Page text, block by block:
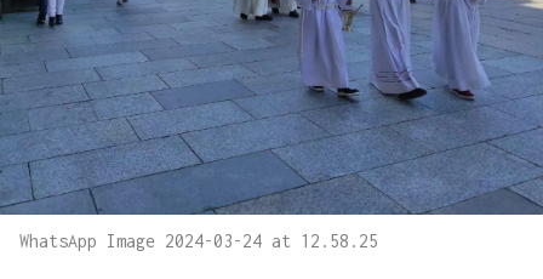
WhatsApp Image 2024-03-24 at 12.58.25